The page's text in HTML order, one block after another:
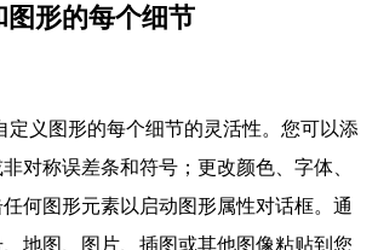
图形的每个细节
定义图形的每个细节的灵活性。您可以添
对称误差条和符号；更改颜色、字体、
何图形元素以启动图形属性对话框。通
地图、图片、插图或其他图像粘贴到您